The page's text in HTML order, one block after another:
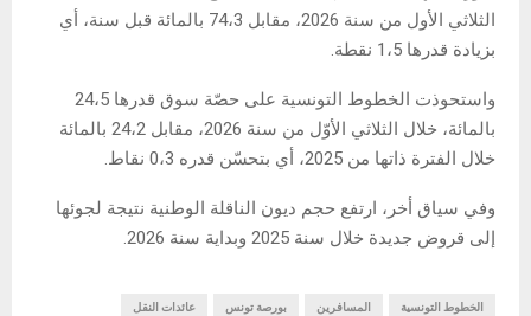
الثلاثي الأول من سنة 2026، مقابل 74،3 بالمائة قبل سنة، أي
بزيادة قدرها 1،5 نقطة.
واستحوذت الخطوط التونسية على حصّة سوق قدرها 24،5
بالمائة، خلال الثلاثي الأوّل من سنة 2026، مقابل 24،2 بالمائة
خلال الفترة ذاتها من 2025، أي بتحسّن قدره 0،3 نقاط.
وفي سياق أخر، ارتفع حجم ديون الناقلة الوطنية نتيجة لجوئها
إلى قروض جديدة خلال سنة 2025 وبداية سنة 2026.
الخطوط التونسية المسافرين بورصة تونس عائدات النقل